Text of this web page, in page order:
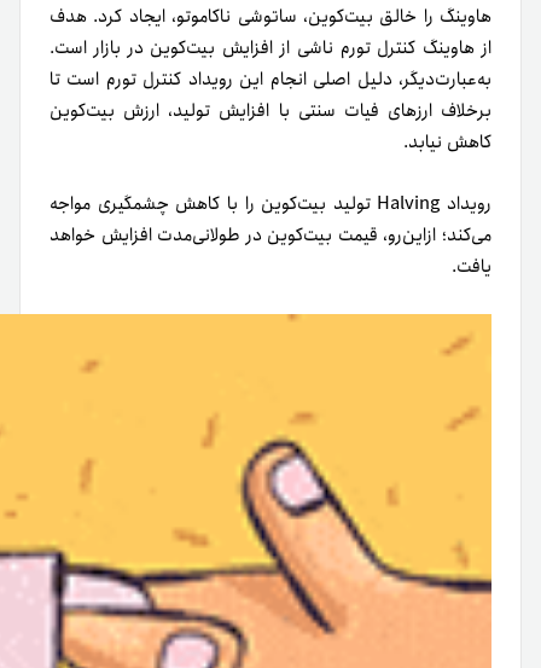
هاوینگ را خالق بیت‌کوین، ساتوشی ناکاموتو، ایجاد کرد. هدف
از هاوینگ کنترل تورم ناشی از افزایش بیت‌کوین در بازار است.
به‌عبارت‌دیگر، دلیل اصلی انجام این رویداد کنترل تورم است تا
بر‌خلاف ارزهای فیات سنتی با افزایش تولید، ارزش بیت‌کوین
کاهش نیابد.
رویداد Halving تولید بیت‌کوین را با کاهش چشمگیری مواجه
می‌کند؛ ازاین‌رو، قیمت بیت‌کوین در طولانی‌مدت افزایش خواهد
یافت.